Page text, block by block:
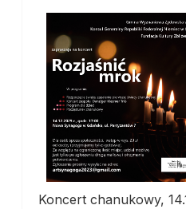
Koncert chanukowy,